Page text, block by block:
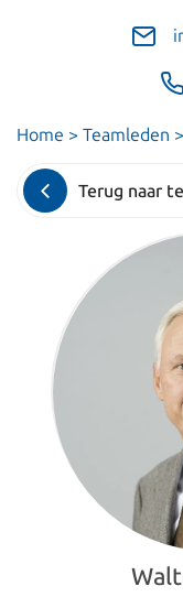
Home > Teamleden >
Terug naar